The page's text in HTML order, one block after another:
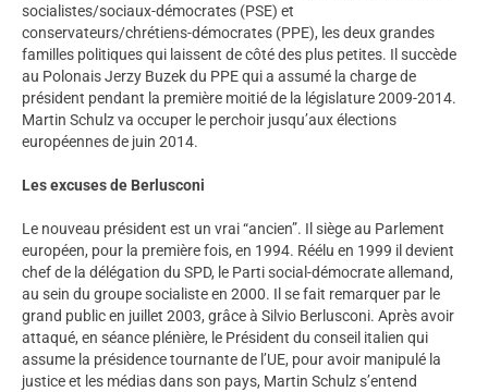
socialistes/sociaux-démocrates (PSE) et
conservateurs/chrétiens-démocrates (PPE), les deux grandes
familles politiques qui laissent de côté des plus petites. Il succède
au Polonais Jerzy Buzek du PPE qui a assumé la charge de
président pendant la première moitié de la législature 2009-2014.
Martin Schulz va occuper le perchoir jusqu’aux élections
européennes de juin 2014.
Les excuses de Berlusconi
Le nouveau président est un vrai “ancien”. Il siège au Parlement
européen, pour la première fois, en 1994. Réélu en 1999 il devient
chef de la délégation du SPD, le Parti social-démocrate allemand,
au sein du groupe socialiste en 2000. Il se fait remarquer par le
grand public en juillet 2003, grâce à Silvio Berlusconi. Après avoir
attaqué, en séance plénière, le Président du conseil italien qui
assume la présidence tournante de l’UE, pour avoir manipulé la
justice et les médias dans son pays, Martin Schulz s’entend